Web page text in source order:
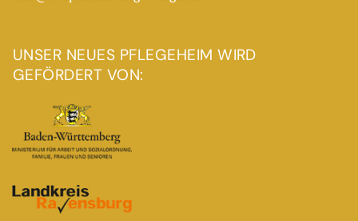
UNSER NEUES PFLEGEHEIM WIRD
GEFÖRDERT VON: